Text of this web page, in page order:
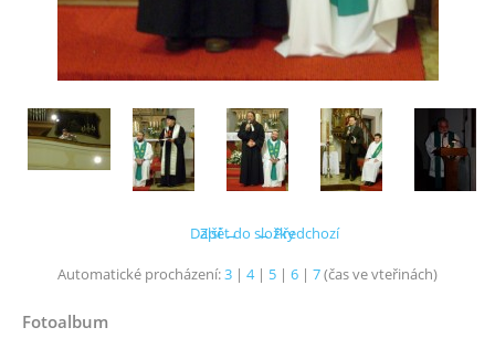
← Předchozí
Další →
Zpět do složky
Automatické procházení:3 | 4| 5 | 6 | 7(čas ve vteřinách)
Fotoalbum